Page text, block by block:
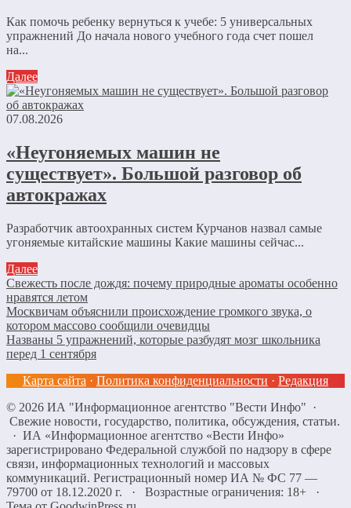
Как помочь ребенку вернуться к учебе: 5 универсальных
упражнений До начала нового учебного года счет пошел
на...
Далее
07.08.2026
«Неугоняемых машин не
существует». Большой разговор об
автокражах
Разработчик автоохранных систем Курчанов назвал самые
угоняемые китайские машины Какие машины сейчас...
Далее
Свежесть после дождя: почему природные ароматы особенно
нравятся летом
Москвичам объяснили происхождение громкого звука, о
котором массово сообщили очевидцы
Названы 5 упражнений, которые разбудят мозг школьника
перед 1 сентября
Карта сайта · Политика конфиденциальности · Редакция
© 2026 ИА "Информационное агентство "Вести Инфо" ·
Свежие новости, государство, политика, обсуждения, статьи.
· ИА «Информационное агентство «Вести Инфо»
зарегистрировано Федеральной службой по надзору в сфере
связи, информационных технологий и массовых
коммуникаций. Регистрационный номер ИА № ФС 77 —
79700 от 18.12.2020 г. · Возрастные ограничения: 18+
·